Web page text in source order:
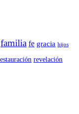
familia fe gracia hijos
revelación